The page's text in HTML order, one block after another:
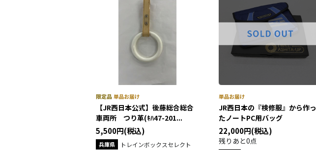
【JR西日本公式】後藤総合総合
車両所 つり革(ｷﾊ47-201...
5,500円(税込)
兵庫県 トレインボックスセレクト
JR西日本の『検修服』から作っ
たノートPC用バッグ
22,000円(税込)
残りあと0点